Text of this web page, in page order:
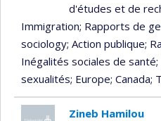
d'études et de
Immigration; Rapports de
sociology; Action publique;
Inégalités sociales de santé
sexualités; Europe; Canada;
Zineb Hamilou